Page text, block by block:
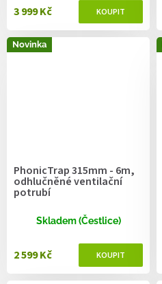
3 999 Kč
Novinka
PhonicTrap 315mm - 6m,
odhlučněné ventilační
potrubí
Skladem (Čestlice)
2 599 Kč